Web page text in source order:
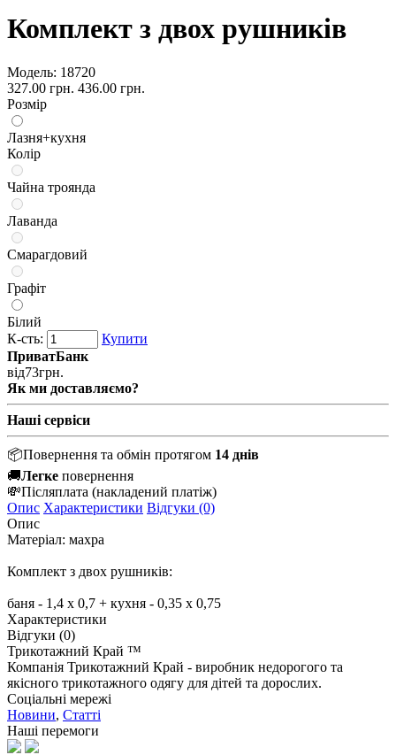
Комплект з двох рушників
Модель: 18720
327.00 грн. 436.00 грн.
Розмір
Лазня+кухня
Колір
Чайна троянда
Лаванда
Смарагдовий
Графіт
Білий
К-сть:
Купити
ПриватБанк
від73грн.
Як ми доставляємо?
Наші сервіси
📦Повернення та обмін протягом 14 днів
🚚Легке повернення
💸Післяплата (накладений платіж)
Опис Характеристики Відгуки (0)
Опис
Матеріал: махра
Комплект з двох рушників:
баня - 1,4 x 0,7 + кухня - 0,35 x 0,75
Характеристики
Відгуки (0)
Трикотажний Край ™
Компанія Трикотажний Край - виробник недорогого та
якісного трикотажного одягу для дітей та дорослих.
Соціальні мережі
Новини, Статті
Наші перемоги